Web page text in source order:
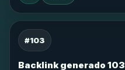
#103
Backlink generado 103